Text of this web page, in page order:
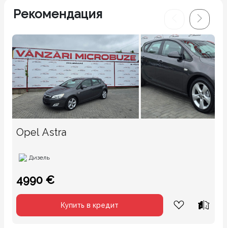
Рекомендация
Opel Astra
Дизель
4990 €
Купить в кредит